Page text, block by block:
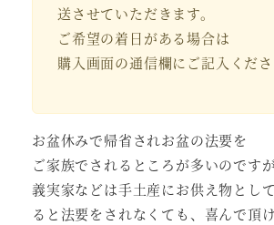
送させていただきます。
ご希望の着日がある場合は
購入画面の通信欄にご記入くださ
お盆休みで帰省されお盆の法要を
ご家族でされるところが多いのですが
義実家などは手土産にお供え物とし
ると法要をされなくても、喜んで頂け